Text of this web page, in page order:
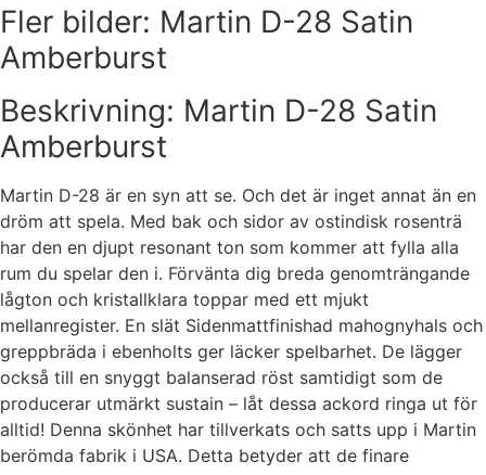
Fler bilder: Martin D-28 Satin
Amberburst
Beskrivning: Martin D-28 Satin
Amberburst
Martin D-28 är en syn att se. Och det är inget annat än en
dröm att spela. Med bak och sidor av ostindisk rosenträ
har den en djupt resonant ton som kommer att fylla alla
rum du spelar den i. Förvänta dig breda genomträngande
lågton och kristallklara toppar med ett mjukt
mellanregister. En slät Sidenmattfinishad mahognyhals och
greppbräda i ebenholts ger läcker spelbarhet. De lägger
också till en snyggt balanserad röst samtidigt som de
producerar utmärkt sustain – låt dessa ackord ringa ut för
alltid! Denna skönhet har tillverkats och satts upp i Martin
berömda fabrik i USA. Detta betyder att de finare